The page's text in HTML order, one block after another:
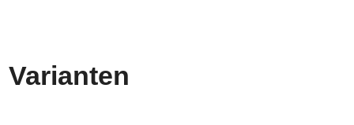
Varianten